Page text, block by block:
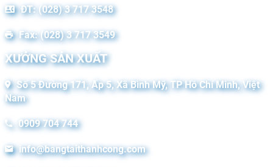
ĐT: (028) 3 717 3548
Fax: (028) 3 717 3549
XƯỞNG SẢN XUẤT
Số 5 Đường 171, Ấp 5, Xã Bình Mỹ, TP Hồ Chí Minh, Việt
Nam
0909 704 744
info@bangtaithanhcong.com